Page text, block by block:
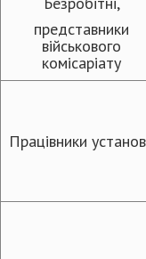
представники
військового
комісаріату
Працівники